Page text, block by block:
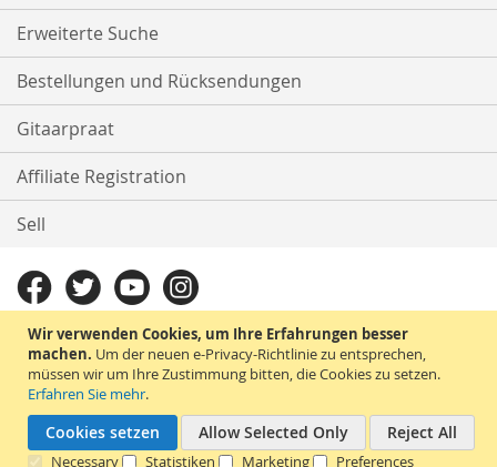
Wir verwenden Cookies, um Ihre Erfahrungen besser
machen. Um der neuen e-Privacy-Richtlinie zu entsprechen,
müssen wir um Ihre Zustimmung bitten, die Cookies zu setzen.
Erfahren Sie mehr.
Cookies setzen Allow Selected Only Reject All
Necessary Statistiken Marketing Preferences
Erweiterte Suche
Bestellungen und Rücksendungen
Gitaarpraat
Affiliate Registration
Sell